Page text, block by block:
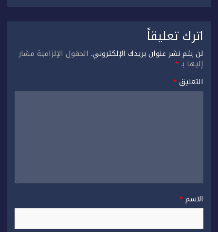
اترك تعليقاً
لن يتم نشر عنوان بريدك الإلكتروني. الحقول الإلزامية مشار
إليها بـ*
التعليق*
الاسم*